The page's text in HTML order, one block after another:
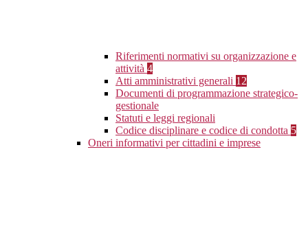
Riferimenti normativi su organizzazione e
attività 4
Atti amministrativi generali 12
Documenti di programmazione strategico-
gestionale
Statuti e leggi regionali
Codice disciplinare e codice di condotta 5
Oneri informativi per cittadini e imprese